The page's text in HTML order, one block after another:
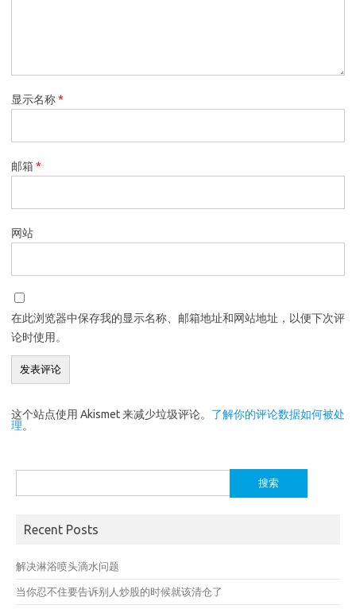
显示名称*
邮箱*
网站
在此浏览器中保存我的显示名称、邮箱地址和网站地址，以便下次评
论时使用。
这个站点使用 Akismet 来减少垃圾评论。 了解你的评论数据如何被处
理。
索：
Recent Posts
解决淋浴喷头滴水问题
当你忍不住要告诉别人炒股的时候就该清仓了